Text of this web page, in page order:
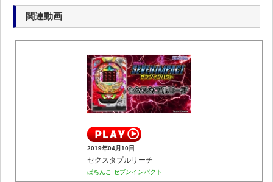
関連動画
2019年04月10日
セクスタプルリーチ
ぱちんこ セブンインパクト